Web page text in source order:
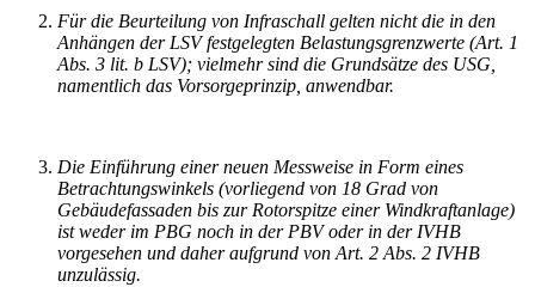
Für die Beurteilung von Infraschall gelten nicht die in den
Anhängen der LSV festgelegten Belastungsgrenzwerte (Art. 1
Abs. 3 lit. b LSV); vielmehr sind die Grund­sätze des USG,
namentlich das Vorsorgeprinzip, anwendbar.
Die Einführung einer neuen Messweise in Form eines
Betrachtungswinkels (vorliegend von 18 Grad von
Gebäudefassaden bis zur Rotorspitze einer Windkraftanlage)
ist weder im PBG noch in der PBV oder in der IVHB
vorgesehen und daher aufgrund von Art. 2 Abs. 2 IVHB
unzulässig.